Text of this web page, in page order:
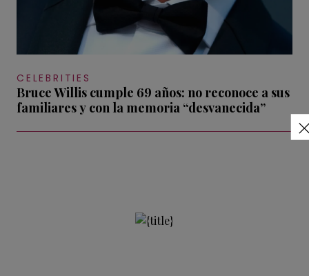
CELEBRITIES
Bruce Willis cumple 69 años: no reconoce a sus
familiares y con la memoria “desvanecida”